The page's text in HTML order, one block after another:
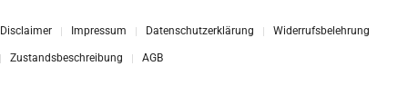
Disclaimer Impressum Datenschutzerklärung Widerrufsbelehrung
Zustandsbeschreibung AGB